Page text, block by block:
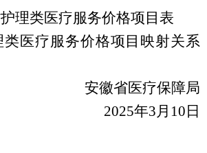
理类医疗服务价格项目表
类医疗服务价格项目映射关系
安徽省医疗保障局
2025年3月 10 日